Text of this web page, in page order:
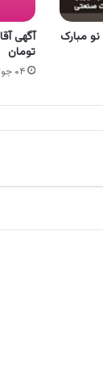
مبارک
تومان
۰۴ جولای ۲۰۱۷